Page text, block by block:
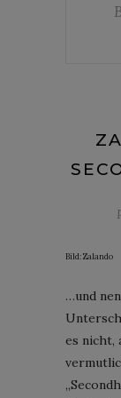
Bild: Zalando
…und
es nicht,